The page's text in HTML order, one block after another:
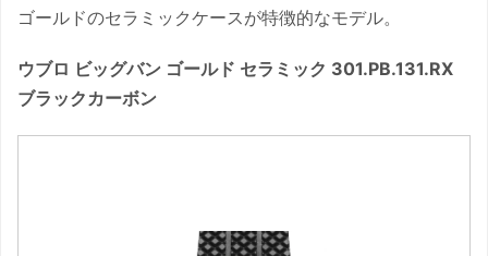
ゴールドのセラミックケースが特徴的なモデル。
ウブロ ビッグバン ゴールド セラミック 301.PB.131.RX
ブラックカーボン